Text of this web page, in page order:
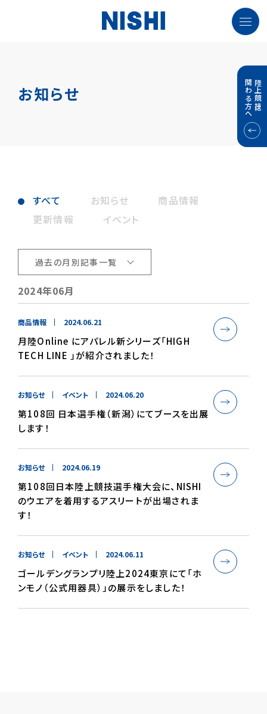
陸上競技に
関わる方へ
お知らせ
すべて お知らせ
商品情報
更新情報
イベント
2024年06月
商品情報 2024.06.21
月陸Online にアパレル新シリーズ「HIGH
TECH LINE 」が紹介されました！
お知らせ イベント 2024.06.20
第108回 日本選手権（新潟）にてブースを出展
します！
お知らせ 2024.06.19
第108回日本陸上競技選手権大会に、NISHI
のウエアを着用するアスリートが出場されま
す！
お知らせ イベント 2024.06.11
ゴールデングランプリ陸上2024東京にて「ホ
ンモノ（公式用器具）」の展示をしました！